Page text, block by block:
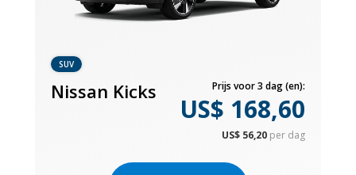
SUV
Nissan Kicks Prijs voor 3 dag (en):
US$ 168,60
US$ 56,20 per dag